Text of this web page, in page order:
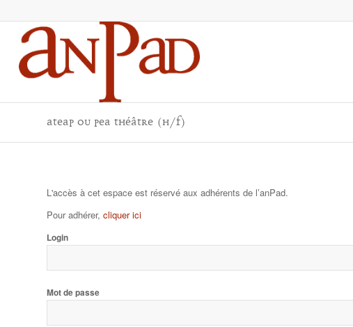
ATEAP ou PEA Théâtre (H/F)
L'accès à cet espace est réservé aux adhérents de l’anPad.
Pour adhérer, cliquer ici
Login
Mot de passe